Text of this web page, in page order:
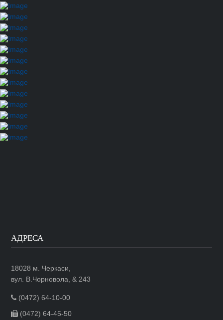
АДРЕСА
18028 м. Черкаси,
вул. В.Чорновола, & 243
(0472) 64-10-00
(0472) 64-45-50